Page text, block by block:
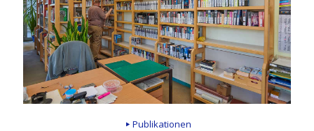
Publikationen